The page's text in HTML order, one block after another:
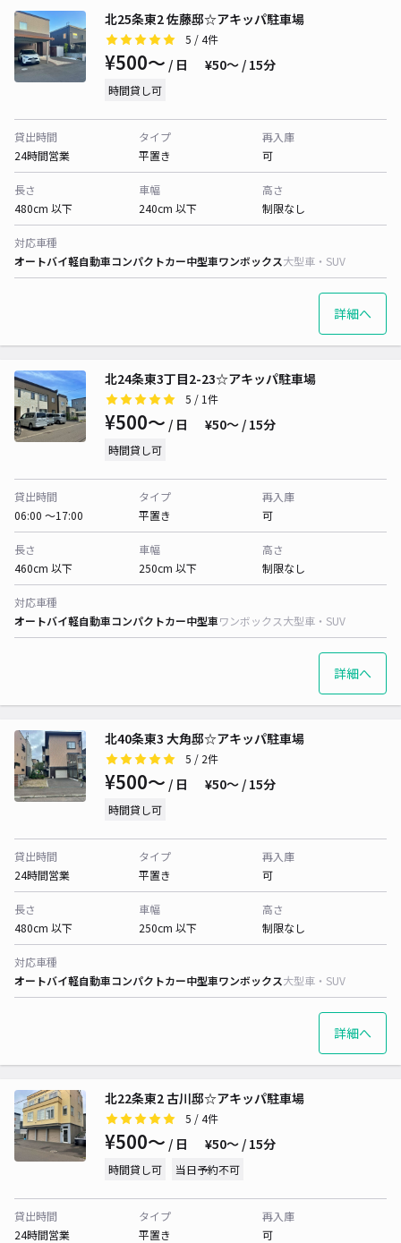
北25条東2 佐藤邸☆アキッパ駐車場
5 / 4件
¥500〜 / 日 ¥50〜 / 15分
時間貸し可
貸出時間
24時間営業
タイプ
平置き
再入庫
可
長さ
480cm 以下
車幅
240cm 以下
高さ
制限なし
対応車種
オートバイ軽自動車コンパクトカー中型車ワンボックス大型車・SUV
詳細へ
北24条東3丁目2-23☆アキッパ駐車場
5 / 1件
¥500〜 / 日 ¥50〜 / 15分
時間貸し可
貸出時間
06:00 〜17:00
タイプ
平置き
再入庫
可
長さ
460cm 以下
車幅
250cm 以下
高さ
制限なし
対応車種
オートバイ軽自動車コンパクトカー中型車ワンボックス大型車・SUV
詳細へ
北40条東3 大角邸☆アキッパ駐車場
5 / 2件
¥500〜 / 日 ¥50〜 / 15分
時間貸し可
貸出時間
24時間営業
タイプ
平置き
再入庫
可
長さ
480cm 以下
車幅
250cm 以下
高さ
制限なし
対応車種
オートバイ軽自動車コンパクトカー中型車ワンボックス大型車・SUV
詳細へ
北22条東2 古川邸☆アキッパ駐車場
5 / 4件
¥500〜 / 日 ¥50〜 / 15分
時間貸し可 当日予約不可
貸出時間
24時間営業
タイプ
平置き
再入庫
可